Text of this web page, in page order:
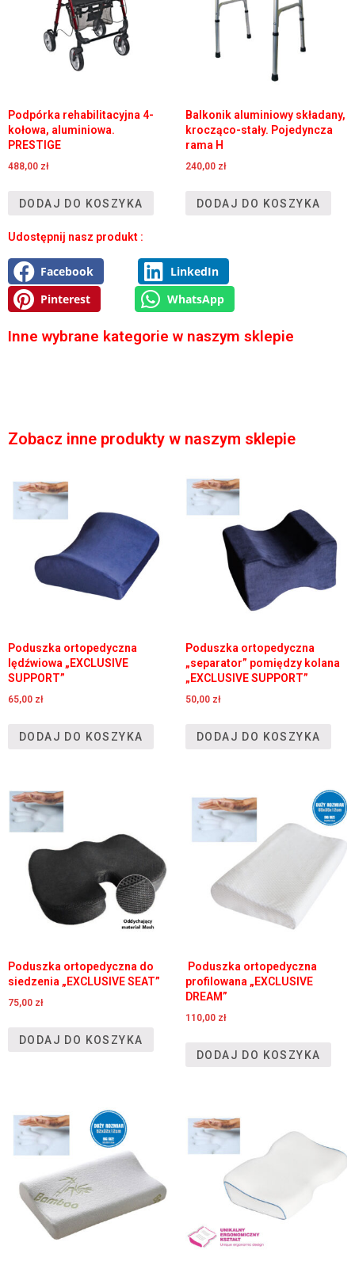
Podpórka rehabilitacyjna 4-
kołowa, aluminiowa.
PRESTIGE
488,00 zł
DODAJ DO KOSZYKA
Balkonik aluminiowy składany,
krocząco-stały. Pojedyncza
rama H
240,00 zł
DODAJ DO KOSZYKA
Udostępnij nasz produkt :
Facebook
LinkedIn
Pinterest
WhatsApp
Inne wybrane kategorie w naszym sklepie
Zobacz inne produkty w naszym sklepie
Poduszka ortopedyczna
lędźwiowa „EXCLUSIVE
SUPPORT”
65,00 zł
DODAJ DO KOSZYKA
Poduszka ortopedyczna
„separator” pomiędzy kolana
„EXCLUSIVE SUPPORT”
50,00 zł
DODAJ DO KOSZYKA
Poduszka ortopedyczna do
siedzenia „EXCLUSIVE SEAT”
75,00 zł
DODAJ DO KOSZYKA
Poduszka ortopedyczna
profilowana „EXCLUSIVE
DREAM”
110,00 zł
DODAJ DO KOSZYKA